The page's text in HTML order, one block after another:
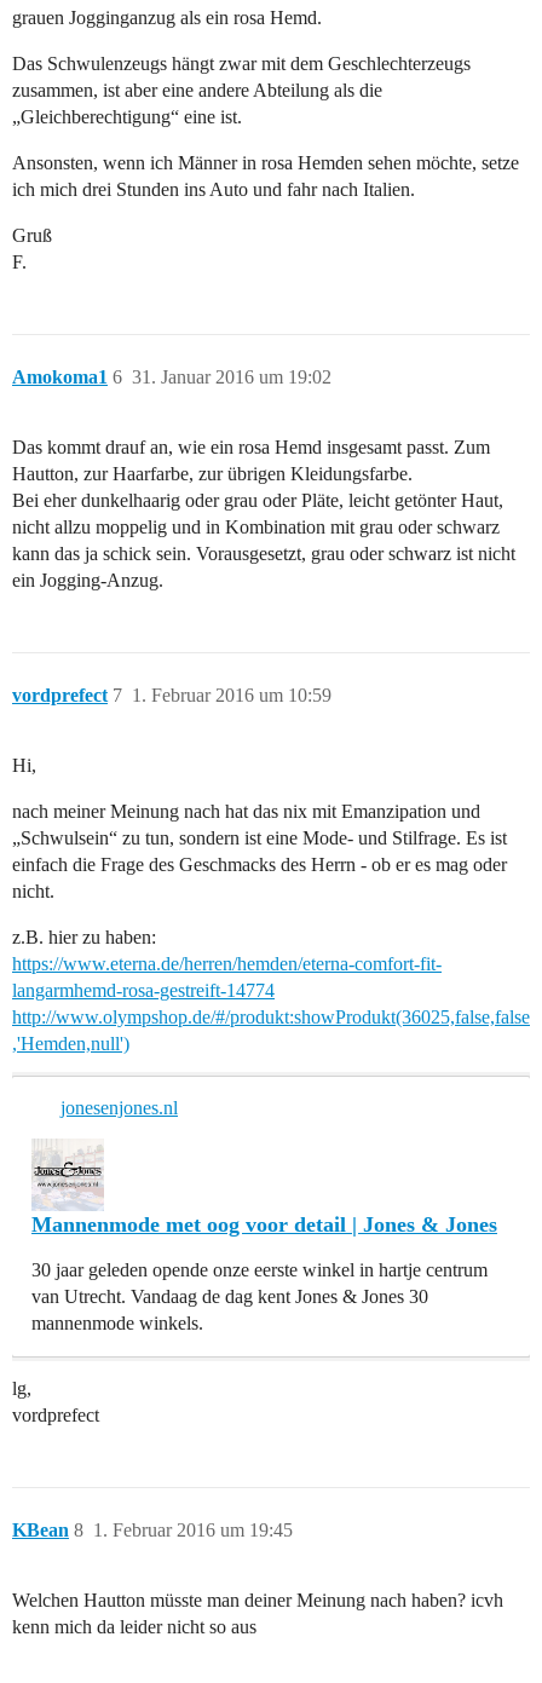
grauen Jogginganzug als ein rosa Hemd.
Das Schwulenzeugs hängt zwar mit dem Geschlechterzeugs
zusammen, ist aber eine andere Abteilung als die
„Gleichberechtigung“ eine ist.
Ansonsten, wenn ich Männer in rosa Hemden sehen möchte, setze
ich mich drei Stunden ins Auto und fahr nach Italien.
Gruß
F.
Amokoma1 31. Januar 2016 um 19:02
6
Das kommt drauf an, wie ein rosa Hemd insgesamt passt. Zum
Hautton, zur Haarfarbe, zur übrigen Kleidungsfarbe.
Bei eher dunkelhaarig oder grau oder Pläte, leicht getönter Haut,
nicht allzu moppelig und in Kombination mit grau oder schwarz
kann das ja schick sein. Vorausgesetzt, grau oder schwarz ist nicht
ein Jogging-Anzug.
vordprefect 1. Februar 2016 um 10:59
7
Hi,
nach meiner Meinung nach hat das nix mit Emanzipation und
„Schwulsein“ zu tun, sondern ist eine Mode- und Stilfrage. Es ist
einfach die Frage des Geschmacks des Herrn - ob er es mag oder
nicht.
z.B. hier zu haben:
https://www.eterna.de/herren/hemden/eterna-comfort-fit-
langarmhemd-rosa-gestreift-14774
http://www.olympshop.de/#/produkt:showProdukt(36025,false,false
,'Hemden,null')
jonesenjones.nl
Mannenmode met oog voor detail | Jones & Jones
30 jaar geleden opende onze eerste winkel in hartje centrum
van Utrecht. Vandaag de dag kent Jones & Jones 30
mannenmode winkels.
lg,
vordprefect
KBean 1. Februar 2016 um 19:45
8
Welchen Hautton müsste man deiner Meinung nach haben? icvh
kenn mich da leider nicht so aus